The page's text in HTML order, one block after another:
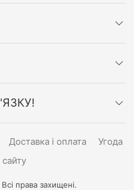
Доставка і оплата
Угода
права захищені.